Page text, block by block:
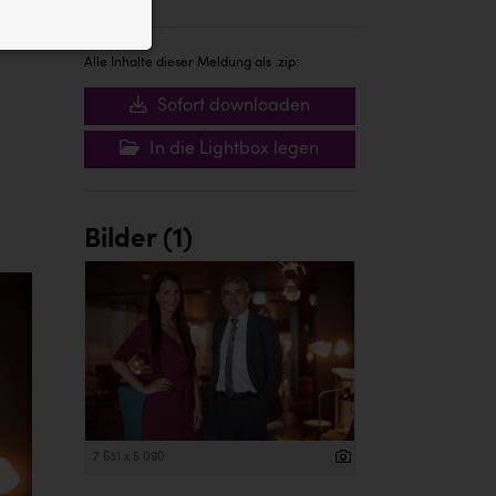
Alle Inhalte dieser Meldung als .zip:
Sofort downloaden
In die Lightbox legen
Bilder (1)
7 631 x 5 090
Website